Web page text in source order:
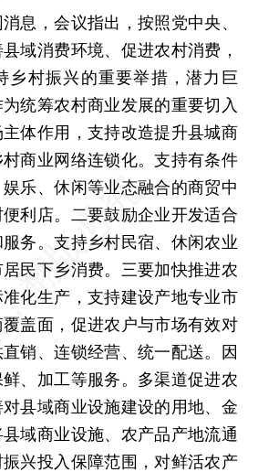
，会议指出，按照党中央、
域消费环境、促进农村消费，
乡村振兴的重要举措，潜力巨
统筹农村商业发展的重要切入
体作用，支持改造提升县城商
商业网络连锁化。支持有条件
乐、休闲等业态融合的商贸中
利店。二要鼓励企业开发适合
务。支持乡村民宿、休闲农业
民下乡消费。三要加快推进农
化生产，支持建设产地专业市
盖面，促进农户与市场有效对
销、连锁经营、统一配送。因
、加工等服务。多渠道促进农
县域商业设施建设的用地、金
域商业设施、农产品产地流通
兴投入保障范围，对鲜活农产